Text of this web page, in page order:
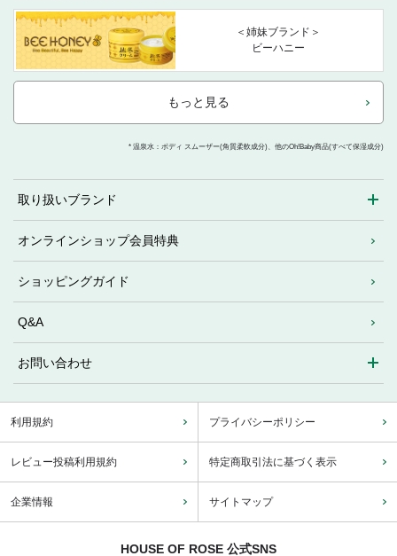
＜姉妹ブランド＞
ビーハニー
もっと見る
* 温泉水：ボディ スムーザー(角質柔軟成分)、他のOh!Baby商品(すべて保湿成分)
取り扱いブランド
オンラインショップ会員特典
ショッピングガイド
Q&A
お問い合わせ
利用規約 プライバシーポリシー
レビュー投稿利用規約 特定商取引法に基づく表示
企業情報 サイトマップ
HOUSE OF ROSE 公式SNS